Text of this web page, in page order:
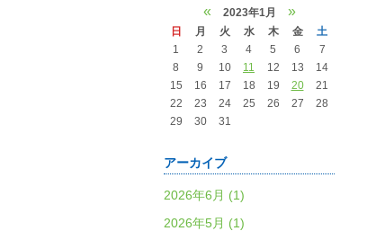
« 2023年1月 »
日 月 火 水 木 金
土
1
2 3 4 5 6
7
8
9 10 11 12 13
14
15
16 17 18 19 20
21
22
23 24 25 26 27
28
29
30 31
アーカイブ
2026年6月 (1)
2026年5月 (1)